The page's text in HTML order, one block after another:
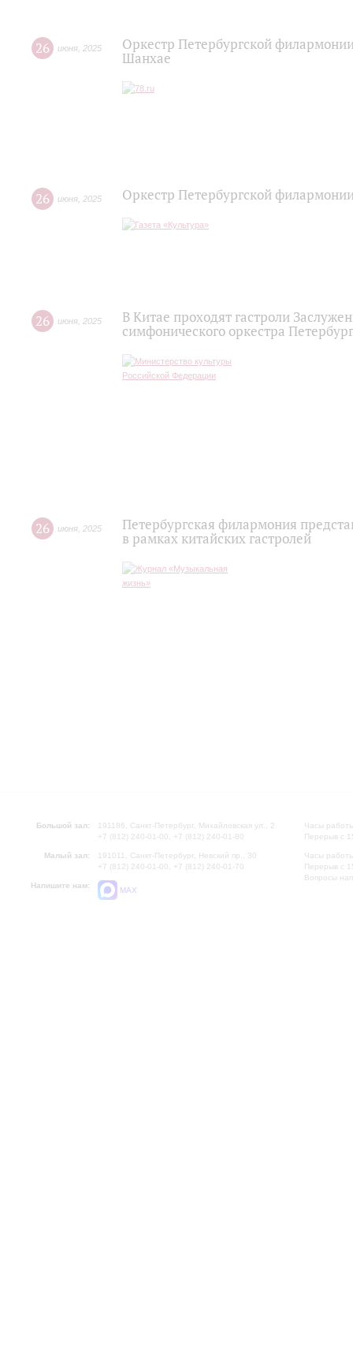
26 июня 2025
Оркестр Петербургской
Шанхае
26 июня 2025 Оркестр Петербургской
26 июня 2025
В Китае проходят гастроли
симфонического оркестра
26 июня 2025
Петербургская филармония
в рамках китайских гастролей
Большой зал:
191186, Санкт-Петербург, Михайловская ул., 2
+7 (812) 240-01-00, +7 (812) 240-01-80
Малый зал:
191011, Санкт-Петербург, Невский пр., 30
+7 (812) 240-01-00, +7 (812) 240-01-70
Напишите нам:
MAX
Часы
Перерыв с
Часы
Перерыв с
Вопросы